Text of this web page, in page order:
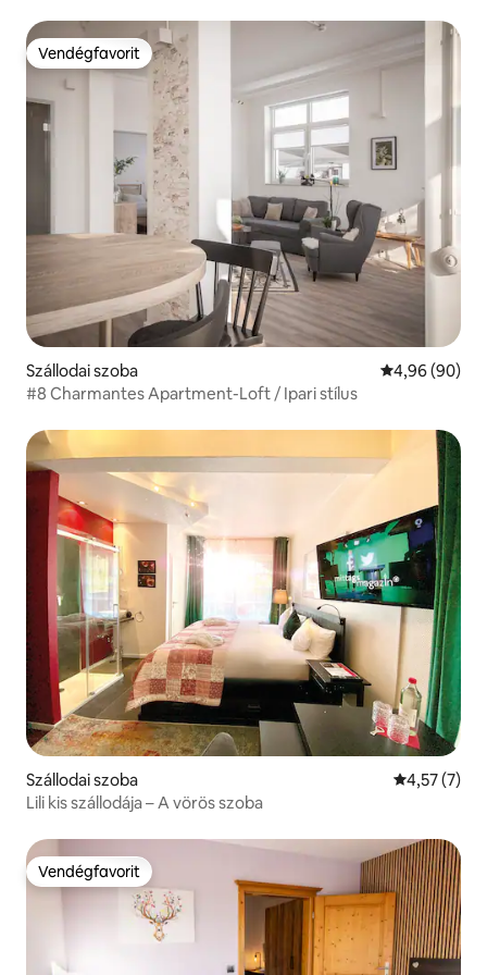
Vendégfavorit
Vendégfavorit
Szállodai szoba Átlagos
4,96 (90)
#8 Charmantes Apartment-Loft / Ipari stílus
Szállodai szoba Átlagos
4,57 (7)
Lili kis szállodája – A vörös szoba
Vendégfavorit
Vendégfavorit